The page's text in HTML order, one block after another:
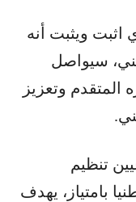
اثبت ويثبت أنه
سيواصل
وتعزيز
تنظيم
بامتياز، يهدف